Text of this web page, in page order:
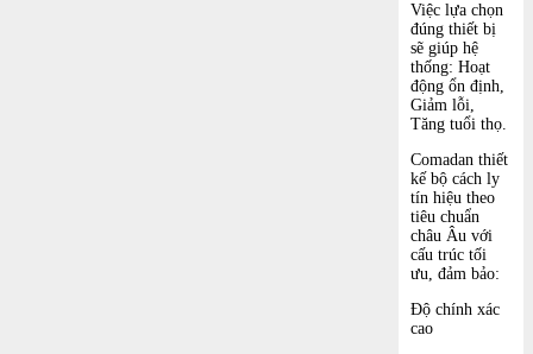
Việc lựa chọn
đúng thiết bị
sẽ giúp hệ
thống: Hoạt
động ổn định,
Giảm lỗi,
Tăng tuổi thọ.
Comadan thiết
kế bộ cách ly
tín hiệu theo
tiêu chuẩn
châu Âu với
cấu trúc tối
ưu, đảm bảo:
Độ chính xác
cao